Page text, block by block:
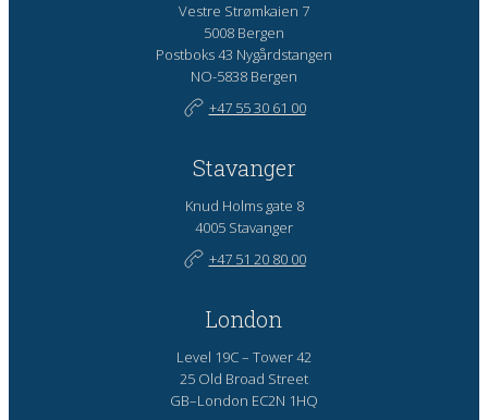
Vestre Strømkaien 7
5008 Bergen
Postboks 43 Nygårdstangen
NO-5838 Bergen
+47 55 30 61 00
Stavanger
Knud Holms gate 8
4005 Stavanger
+47 51 20 80 00
London
Level 19C – Tower 42
25 Old Broad Street
GB–London EC2N 1HQ